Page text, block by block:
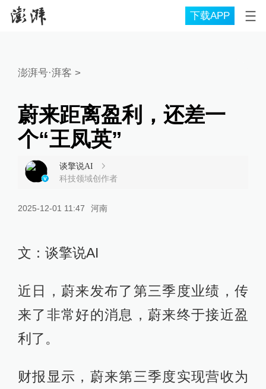
下载APP
澎湃号·湃客 >
蔚来距离盈利，还差一
个“王凤英”
谈擎说AI
科技领域创作者
2025-12-01 11:47 河南
文：谈擎说AI
近日，蔚来发布了第三季度业绩，传
来了非常好的消息，蔚来终于接近盈
利了。
财报显示，蔚来第三季度实现营收为